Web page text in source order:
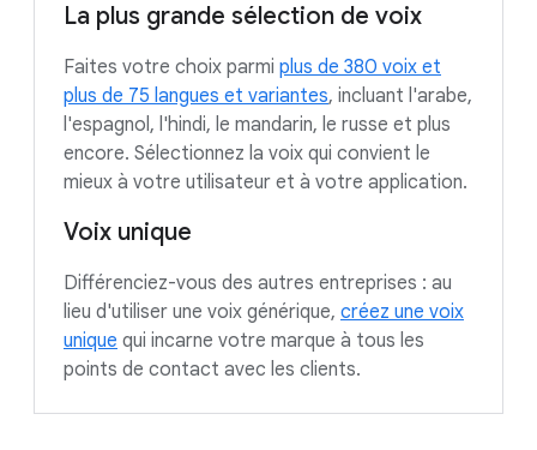
La plus grande sélection de voix
Faites votre choix parmi plus de 380 voix et
plus de 75 langues et variantes, incluant l'arabe,
l'espagnol, l'hindi, le mandarin, le russe et plus
encore. Sélectionnez la voix qui convient le
mieux à votre utilisateur et à votre application.
Voix unique
Différenciez-vous des autres entreprises : au
lieu d'utiliser une voix générique, créez une voix
unique qui incarne votre marque à tous les
points de contact avec les clients.